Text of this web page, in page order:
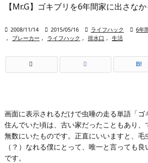
【Mr.G】ゴキブリを6年間家に出さな
 2008/11/14  2015/05/16  ライフハック  6年
,
ブレーカー , ライフハック , 排水口 , 生活
B!
画面に表示されるだけで虫唾の走る単語「ゴ
住んでいた頃は、古い家だったこともあり
無数にいたものです。正直にいいますと、毛
（？）なれる僕にとって、唯一と言っても
です。